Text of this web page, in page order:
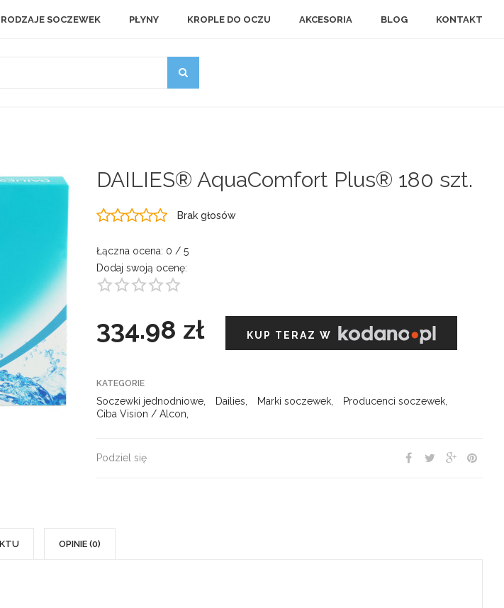
RODZAJE SOCZEWEK PŁYNY KROPLE DO OCZU AKCESORIA BLOG KONTAKT
DAILIES® AquaComfort Plus® 180 szt.
Brak głosów
Łączna ocena: 0 / 5
Dodaj swoją ocenę:
334.98 zł KUP TERAZ W
KATEGORIE
Soczewki jednodniowe Dailies Marki soczewek Producenci soczewek
Ciba Vision / Alcon
Podziel się
OPINIE (0)